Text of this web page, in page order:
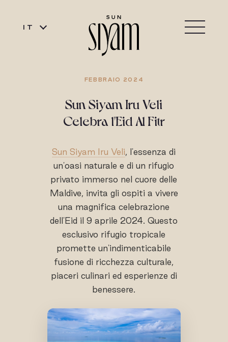
IT
FEBBRAIO 2024
Sun Siyam Iru Veli
Celebra l'Eid Al Fitr
Sun Siyam Iru Veli, l'essenza di
un'oasi naturale e di un rifugio
privato immerso nel cuore delle
Maldive, invita gli ospiti a vivere
una magnifica celebrazione
dell'Eid il 9 aprile 2024. Questo
esclusivo rifugio tropicale
promette un'indimenticabile
fusione di ricchezza culturale,
piaceri culinari ed esperienze di
benessere.